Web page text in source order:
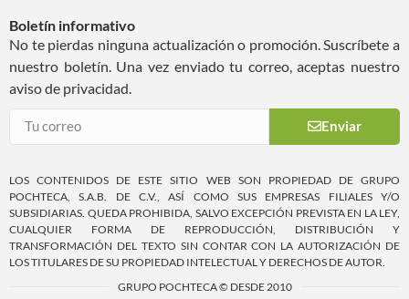
Boletín informativo
No te pierdas ninguna actualización o promoción. Suscríbete a
nuestro boletín. Una vez enviado tu correo, aceptas nuestro
aviso de privacidad.
Enviar
LOS CONTENIDOS DE ESTE SITIO WEB SON PROPIEDAD DE GRUPO
POCHTECA, S.A.B. DE C.V., ASÍ COMO SUS EMPRESAS FILIALES Y/O
SUBSIDIARIAS. QUEDA PROHIBIDA, SALVO EXCEPCIÓN PREVISTA EN LA LEY,
CUALQUIER FORMA DE REPRODUCCIÓN, DISTRIBUCIÓN Y
TRANSFORMACIÓN DEL TEXTO SIN CONTAR CON LA AUTORIZACIÓN DE
LOS TITULARES DE SU PROPIEDAD INTELECTUAL Y DERECHOS DE AUTOR.
GRUPO POCHTECA © DESDE 2010